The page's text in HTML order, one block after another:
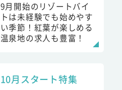
9月開始のリゾートバイ
トは未経験でも始めやす
い季節！紅葉が楽しめる
温泉地の求人も豊富！
10月スタート特集